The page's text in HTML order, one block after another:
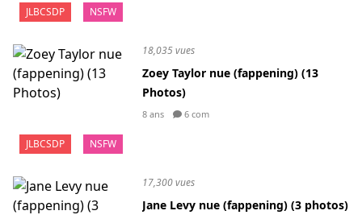
JLBCSDP NSFW
JLBCSDP NSFW
18,035 vues
Zoey Taylor nue (fappening) (13
Photos)
8 ans 6 com
17,300 vues
Jane Levy nue (fappening) (3 photos)